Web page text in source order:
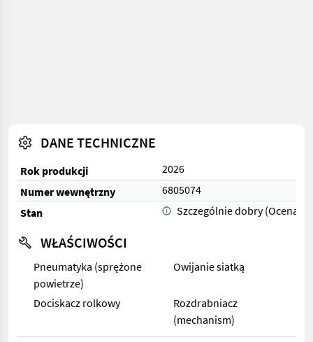
DANE TECHNICZNE
Rok produkcji
2026
Numer wewnętrzny
6805074
Stan
Szczególnie dobry (Ocena 1)
WŁAŚCIWOŚCI
Pneumatyka (sprężone
powietrze)
Owijanie siatką
Dociskacz rolkowy
Rozdrabniacz
(mechanism)